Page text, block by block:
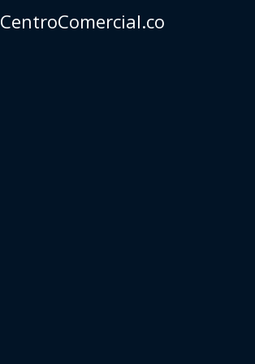
CentroComercial.co